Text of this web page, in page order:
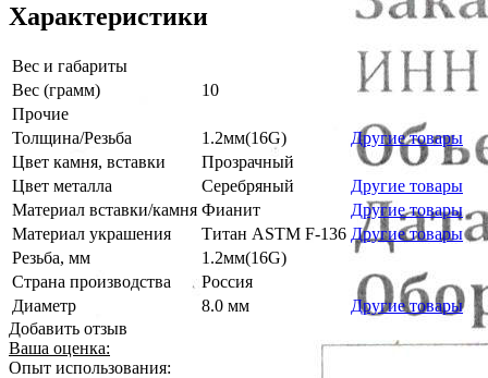
Характеристики
Вес и габариты
Вес (грамм)
10
Прочие
Толщина/Резьба
1.2мм(16G)
Другие товары
Цвет камня, вставки
Прозрачный
Цвет металла
Серебряный
Другие товары
Материал вставки/камня Фианит
Другие товары
Материал украшения
Титан ASTM F-136 Другие товары
Резьба, мм
1.2мм(16G)
Страна производства
Россия
Диаметр
8.0 мм
Другие товары
Добавить отзыв
Ваша оценка:
Опыт использования: